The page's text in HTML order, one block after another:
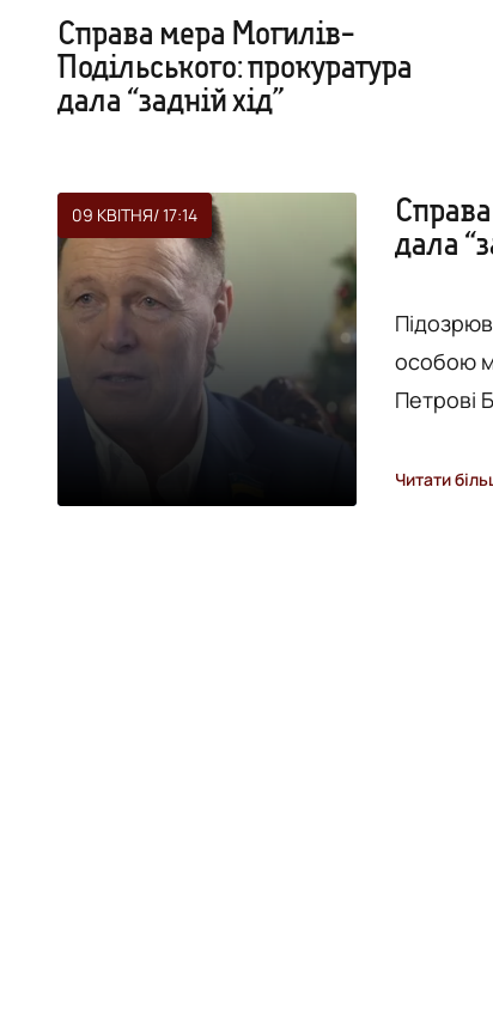
Справа мера Могилів-
Подільського: прокуратура
дала “задній хід”
09 КВІТНЯ/ 17:14
дала
особою
Петрові
зі
та вже
Читати